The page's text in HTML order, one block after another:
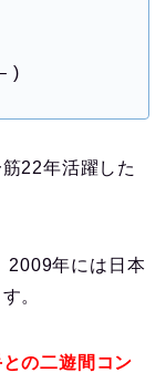
)
22年活躍した
2009年には日本
。
の二遊間コン